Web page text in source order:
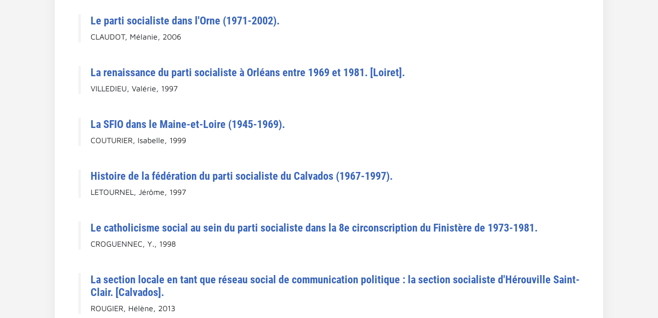
Le parti socialiste dans l'Orne (1971-2002).
CLAUDOT, Mélanie, 2006
La renaissance du parti socialiste à Orléans entre 1969 et 1981. [Loiret].
VILLEDIEU, Valérie, 1997
La SFIO dans le Maine-et-Loire (1945-1969).
COUTURIER, Isabelle, 1999
Histoire de la fédération du parti socialiste du Calvados (1967-1997).
LETOURNEL, Jérôme, 1997
Le catholicisme social au sein du parti socialiste dans la 8e circonscription du Finistère de 1973-1981.
CROGUENNEC, Y., 1998
La section locale en tant que réseau social de communication politique : la section socialiste d'Hérouville Saint-
Clair. [Calvados].
ROUGIER, Hélène, 2013